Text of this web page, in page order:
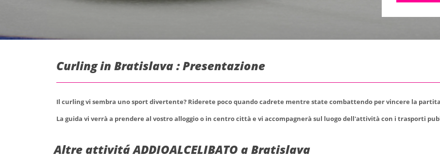
Curling in Bratislava : Presentazione
Il curling vi sembra uno sport divertente? Riderete poco quando cadrete mentre state combattendo per vincere la
La guida vi verrà a prendere al vostro alloggio o in centro città e vi accompagnerà sul luogo dell'attività con i trasporti
Altre attivitá ADDIOALCELIBATO a Bratislava